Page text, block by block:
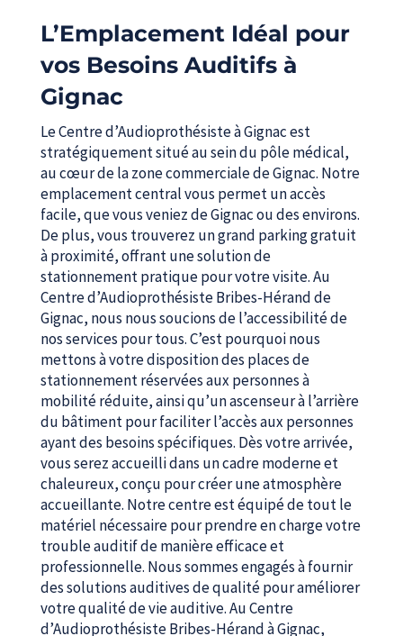
L’Emplacement Idéal pour
vos Besoins Auditifs à
Gignac
Le Centre d’Audioprothésiste à Gignac est
stratégiquement situé au sein du pôle médical,
au cœur de la zone commerciale de Gignac. Notre
emplacement central vous permet un accès
facile, que vous veniez de Gignac ou des environs.
De plus, vous trouverez un grand parking gratuit
à proximité, offrant une solution de
stationnement pratique pour votre visite. Au
Centre d’Audioprothésiste Bribes-Hérand de
Gignac, nous nous soucions de l’accessibilité de
nos services pour tous. C’est pourquoi nous
mettons à votre disposition des places de
stationnement réservées aux personnes à
mobilité réduite, ainsi qu’un ascenseur à l’arrière
du bâtiment pour faciliter l’accès aux personnes
ayant des besoins spécifiques. Dès votre arrivée,
vous serez accueilli dans un cadre moderne et
chaleureux, conçu pour créer une atmosphère
accueillante. Notre centre est équipé de tout le
matériel nécessaire pour prendre en charge votre
trouble auditif de manière efficace et
professionnelle. Nous sommes engagés à fournir
des solutions auditives de qualité pour améliorer
votre qualité de vie auditive. Au Centre
d’Audioprothésiste Bribes-Hérand à Gignac,